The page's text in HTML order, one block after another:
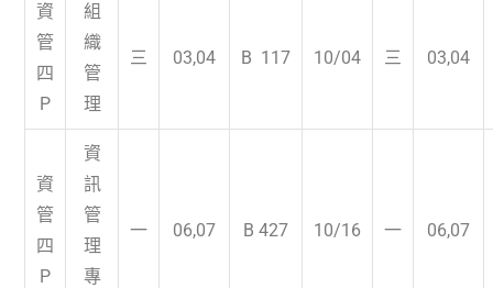
資
管
四
P
組
織
管
理
三 03,04 B 117 10/04 三 03,04
資
管
四
P
資
訊
管
理
專
一 06,07 B 427 10/16 一 06,07